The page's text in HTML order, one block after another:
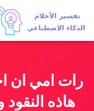
رات امي ان
هاذه